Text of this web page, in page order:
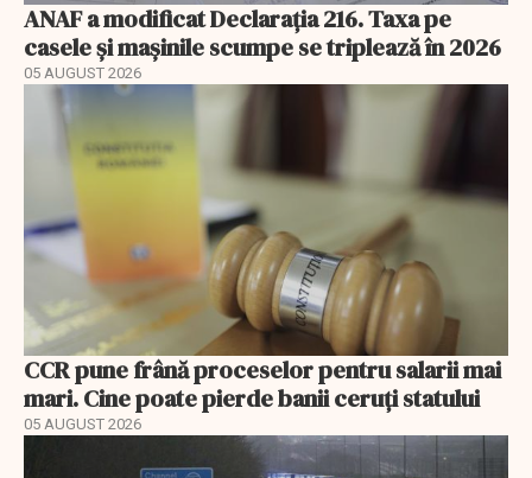
ANAF a modificat Declarația 216. Taxa pe
casele și mașinile scumpe se triplează în 2026
05 AUGUST 2026
CCR pune frână proceselor pentru salarii mai
mari. Cine poate pierde banii ceruți statului
05 AUGUST 2026